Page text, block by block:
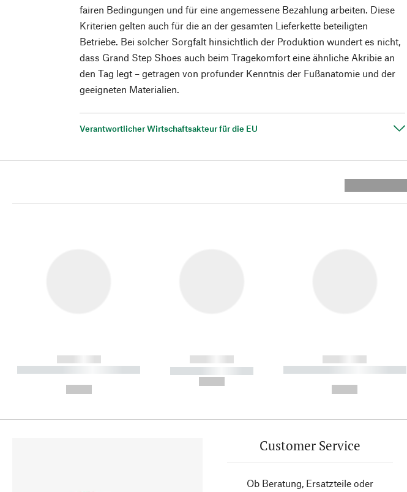
fairen Bedingungen und für eine angemessene Bezahlung arbeiten. Diese
Kriterien gelten auch für die an der gesamten Lieferkette beteiligten
Betriebe. Bei solcher Sorgfalt hinsichtlich der Produktion wundert es nicht,
dass Grand Step Shoes auch beim Tragekomfort eine ähnliche Akribie an
den Tag legt – getragen von profunder Kenntnis der Fußanatomie und der
geeigneten Materialien.
Verantwortlicher Wirtschaftsakteur für die EU
------------
----------- ----------- ----------
------------
----------- -----------
------------
----------- ----------- ----------
Customer Service
Ob Beratung, Ersatzteile oder